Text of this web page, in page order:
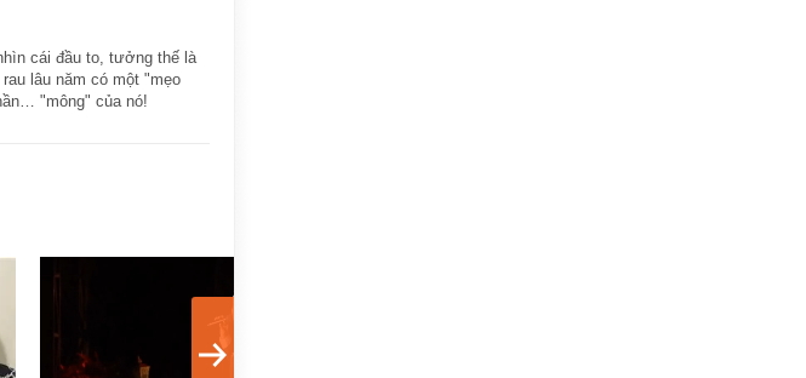
cái đầu to, tưởng thế là
lâu năm có một "mẹo
"mông" của nó!